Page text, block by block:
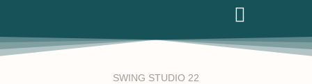
SWING STUDIO 22